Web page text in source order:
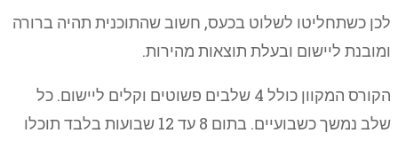
לכן כשתחליטו לשלוט בכעס, חשוב שהתוכנית תהיה ברורה
ומובנת ליישום ובעלת תוצאות מהירות.
הקורס המקוון כולל 4 שלבים פשוטים וקלים ליישום. כל
שלב נמשך כשבועיים. בתום 8 עד 12 שבועות בלבד תוכלו